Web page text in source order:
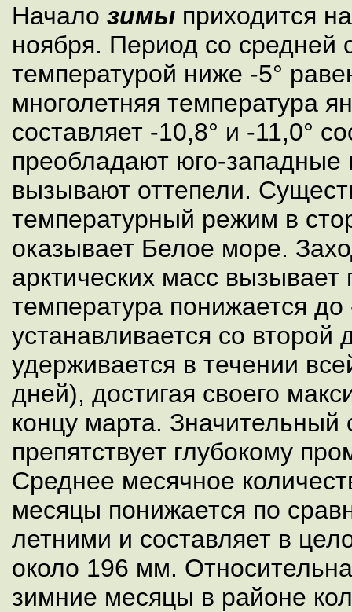
Начало зимы приходится
ноября. Период со средней
температурой ниже -5°
многолетняя температура
составляет -10,8° и -11,0°
преобладают юго-западные
вызывают оттепели.
температурный режим в
оказывает Белое море.
арктических масс вызывает
температура понижается
устанавливается со второй
удерживается в течении
дней), достигая своего
концу марта. Значительный
препятствует глубокому
Среднее месячное
месяцы понижается по
летними и составляет в
около 196 мм.
зимние месяцы в районе